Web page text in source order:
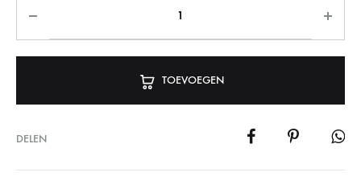
TOEVOEGEN
DELEN